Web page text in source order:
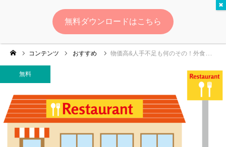
無料
コンテンツ おすすめ 物価高&人手不足も何のその！外食産業を根底から支えるファミリーレストランのマーケティング戦略とは？
無料
ログイン 会員登録
ゆいマーケとは？
実績・お客様の声
無料診断
無料ダウンロードはこちら